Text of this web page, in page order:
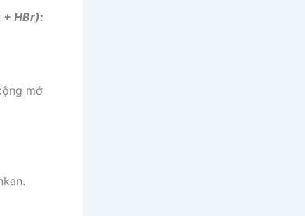
+ HBr):
mở